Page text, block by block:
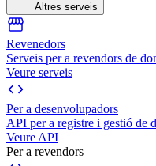
Altres serveis
Revenedors
Serveis per a revendors de
Veure serveis
Per a desenvolupadors
API per a registre i gestió de
Veure API
Per a revendors